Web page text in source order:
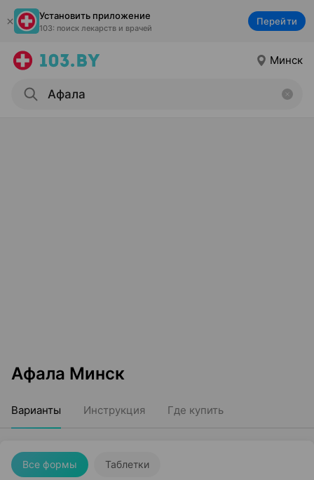
Установить приложение
103: поиск лекарств и врачей
Перейти
Минск
Афала Минск
Варианты Инструкция Где купить
Все формы Таблетки